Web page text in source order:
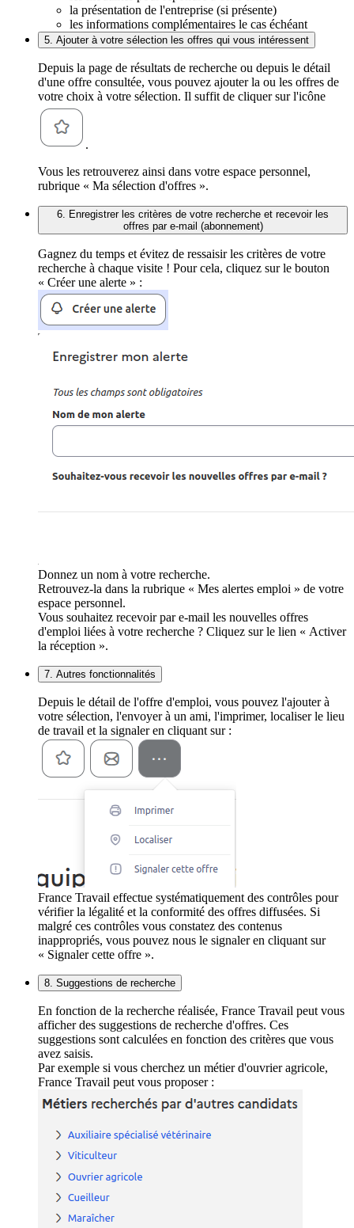
la présentation de l'entreprise (si présente)
les informations complémentaires le cas échéant
5. Ajouter à votre sélection les offres qui vous intéressent
Depuis la page de résultats de recherche ou depuis le détail
d'une offre consultée, vous pouvez ajouter la ou les offres de
votre choix à votre sélection. Il suffit de cliquer sur l'icône
.
Vous les retrouverez ainsi dans votre espace personnel,
rubrique « Ma sélection d'offres ».
6. Enregistrer les critères de votre recherche et recevoir les
offres par e-mail (abonnement)
Gagnez du temps et évitez de ressaisir les critères de votre
recherche à chaque visite ! Pour cela, cliquez sur le bouton
« Créer une alerte » :
Donnez un nom à votre recherche.
Retrouvez-la dans la rubrique « Mes alertes emploi » de votre
espace personnel.
Vous souhaitez recevoir par e-mail les nouvelles offres
d'emploi liées à votre recherche ? Cliquez sur le lien « Activer
la réception ».
7. Autres fonctionnalités
Depuis le détail de l'offre d'emploi, vous pouvez l'ajouter à
votre sélection, l'envoyer à un ami, l'imprimer, localiser le lieu
de travail et la signaler en cliquant sur :
France Travail effectue systématiquement des contrôles pour
vérifier la légalité et la conformité des offres diffusées. Si
malgré ces contrôles vous constatez des contenus
inappropriés, vous pouvez nous le signaler en cliquant sur
« Signaler cette offre ».
8. Suggestions de recherche
En fonction de la recherche réalisée, France Travail peut vous
afficher des suggestions de recherche d'offres. Ces
suggestions sont calculées en fonction des critères que vous
avez saisis.
Par exemple si vous cherchez un métier d'ouvrier agricole,
France Travail peut vous proposer :